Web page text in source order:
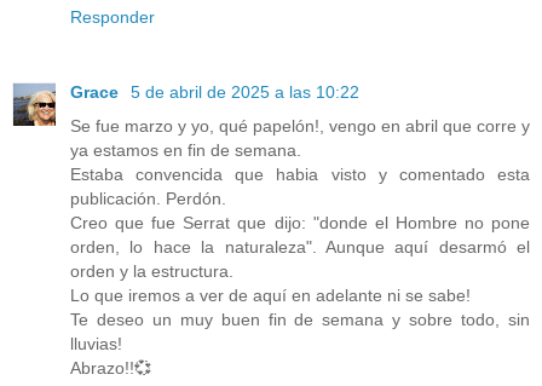
Responder
Grace
5 de abril de 2025 a las 10:22
Se fue marzo y yo, qué papelón!, vengo en abril que corre y
ya estamos en fin de semana.
Estaba convencida que habia visto y comentado esta
publicación. Perdón.
Creo que fue Serrat que dijo: "donde el Hombre no pone
orden, lo hace la naturaleza". Aunque aquí desarmó el
orden y la estructura.
Lo que iremos a ver de aquí en adelante ni se sabe!
Te deseo un muy buen fin de semana y sobre todo, sin
lluvias!
Abrazo!!💞